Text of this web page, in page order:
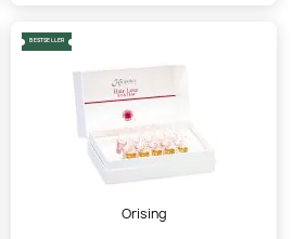
BESTSELLER
Orising